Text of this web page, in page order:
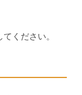
ください。